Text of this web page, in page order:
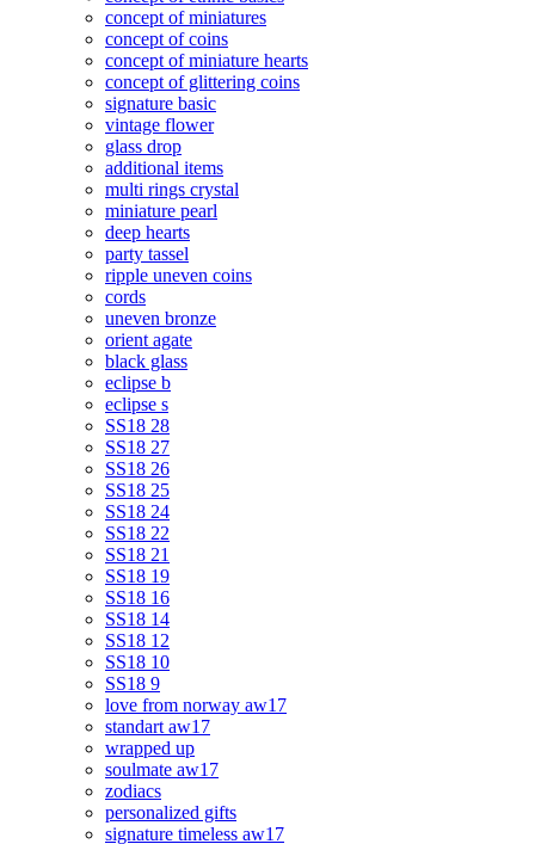
concept of miniatures
concept of coins
concept of miniature hearts
concept of glittering coins
signature basic
vintage flower
glass drop
additional items
multi rings crystal
miniature pearl
deep hearts
party tassel
ripple uneven coins
cords
uneven bronze
orient agate
black glass
eclipse b
eclipse s
SS18 28
SS18 27
SS18 26
SS18 25
SS18 24
SS18 22
SS18 21
SS18 19
SS18 16
SS18 14
SS18 12
SS18 10
SS18 9
love from norway aw17
standart aw17
wrapped up
soulmate aw17
zodiacs
personalized gifts
signature timeless aw17